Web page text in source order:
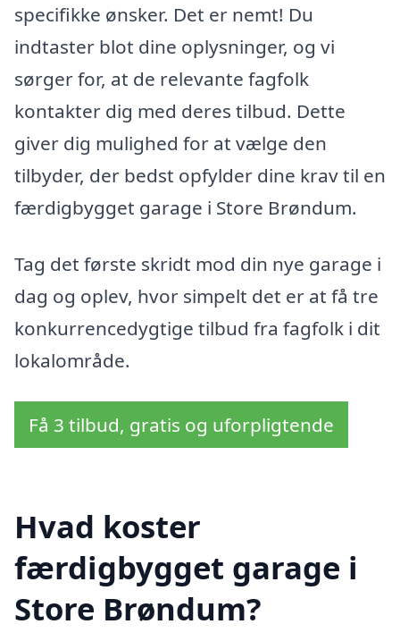
specifikke ønsker. Det er nemt! Du
indtaster blot dine oplysninger, og vi
sørger for, at de relevante fagfolk
kontakter dig med deres tilbud. Dette
giver dig mulighed for at vælge den
tilbyder, der bedst opfylder dine krav til en
færdigbygget garage i Store Brøndum.
Tag det første skridt mod din nye garage i
dag og oplev, hvor simpelt det er at få tre
konkurrencedygtige tilbud fra fagfolk i dit
lokalområde.
Få 3 tilbud, gratis og uforpligtende
Hvad koster
færdigbygget garage i
Store Brøndum?